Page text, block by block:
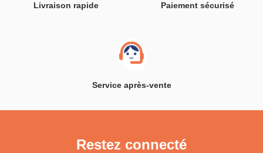
Livraison rapide Paiement sécurisé
Service après-vente
Restez connecté